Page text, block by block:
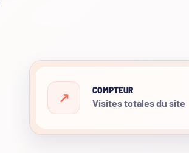
COMPTEUR
Visites totales du site